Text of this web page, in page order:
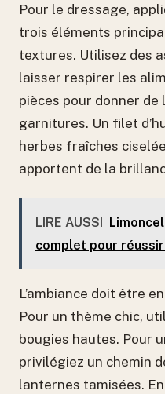
Pour le dressage,
trois éléments
textures. Utilisez des
laisser respirer les
pièces pour donner de
garnitures. Un filet
herbes fraîches
apportent de la
LIRE AUSSI
complet pour
L’ambiance doit être
Pour un thème chic,
bougies hautes. Pour
privilégiez un chemin
lanternes tamisées.